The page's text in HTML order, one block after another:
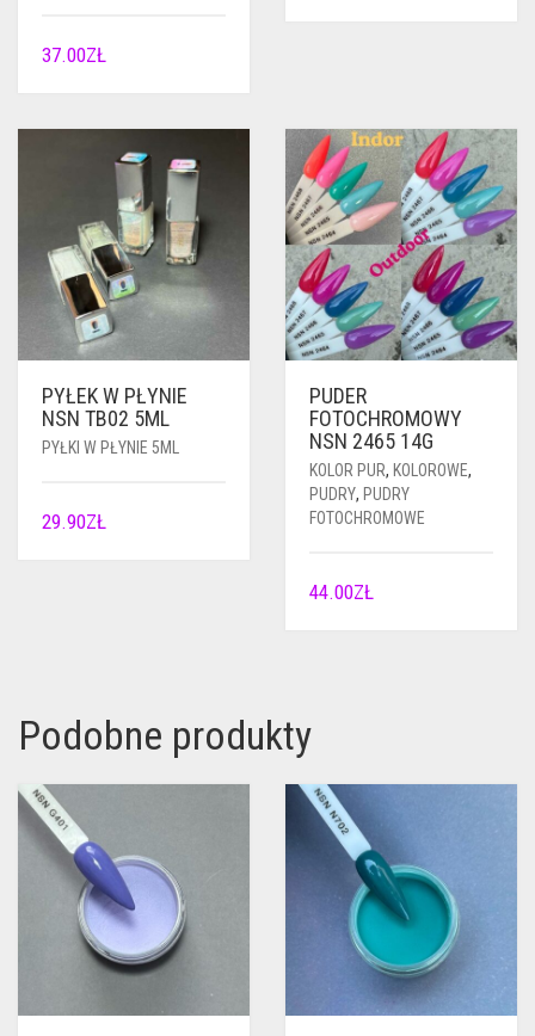
37.00ZŁ
PYŁEK W PŁYNIE
NSN TB02 5ML
PYŁKI W PŁYNIE 5ML
29.90ZŁ
PUDER
FOTOCHROMOWY
NSN 2465 14G
KOLOR PUR, KOLOROWE,
PUDRY, PUDRY
FOTOCHROMOWE
44.00ZŁ
Podobne produkty